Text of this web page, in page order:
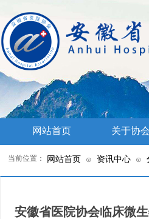
网站首页 关于协会
网站首页 ⊙ 资讯中心 ⊙
当前位置：
安徽省医院协会临床微